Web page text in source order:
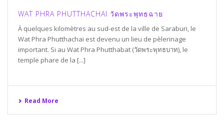
WAT PHRA PHUTTHACHAI วัดพระพุทธฉาย
À quelques kilomètres au sud-est de la ville de Saraburi, le
Wat Phra Phutthachai est devenu un lieu de pèlerinage
important. Si au Wat Phra Phutthabat (วัดพระพุทธบาท), le
temple phare de la [...]
Read More